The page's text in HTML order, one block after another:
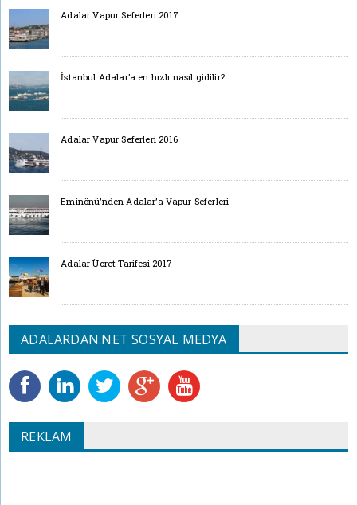
Adalar Vapur Seferleri 2017
İstanbul Adalar’a en hızlı nasıl gidilir?
Adalar Vapur Seferleri 2016
Eminönü’nden Adalar’a Vapur Seferleri
Adalar Ücret Tarifesi 2017
ADALARDAN.NET SOSYAL MEDYA
REKLAM